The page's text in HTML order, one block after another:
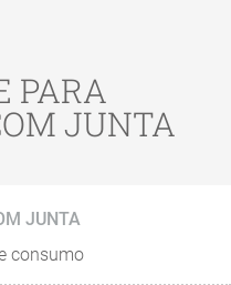
PARA
JUNTA
JUNTA
consumo